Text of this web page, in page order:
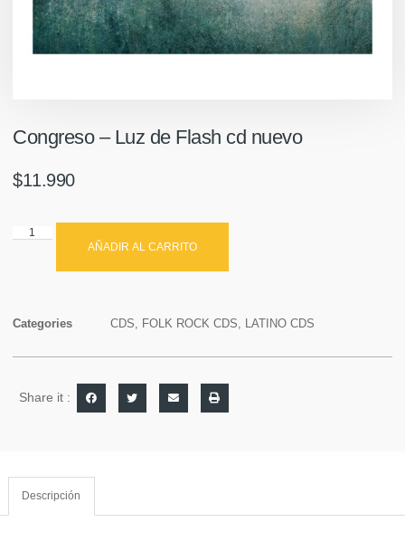
Congreso – Luz de Flash cd nuevo
$11.990
AÑADIR AL CARRITO
Categories CDS, FOLK ROCK CDS, LATINO CDS
Share it :
Descripción